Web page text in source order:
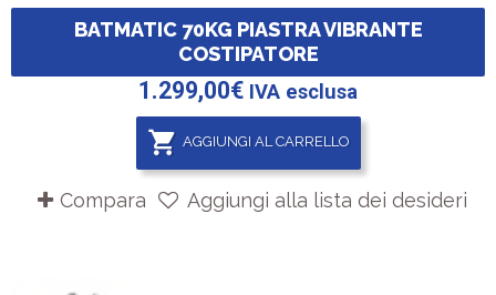
BATMATIC 70KG PIASTRA VIBRANTE
COSTIPATORE
1.299,00€ IVA esclusa
AGGIUNGI AL CARRELLO
Compara Aggiungi alla lista dei desideri